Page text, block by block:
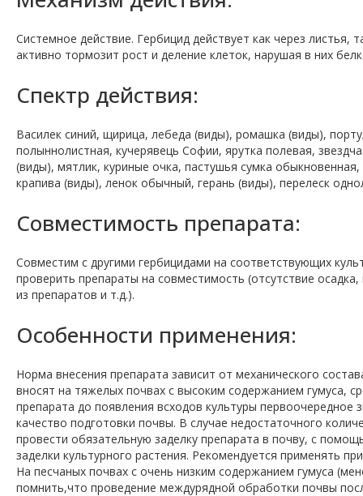
Системное действие. Гербицид действует как через
активно тормозит рост и деление клеток, нарушая в них
Спектр действия:
Василек синий, щирица, лебеда (виды), ромашка (виды),
полыннолистная, кучерявець Софии, ярутка полевая,
(виды), мятлик, куриные очка, пастушья сумка
крапива (виды), ленок обычный, герань (виды), перелеск
Совместимость препарата:
Совместим с другими гербицидами на соответствующих
проверить препараты на совместимость (отсутствие
из препаратов и т.д.).
Особенности применения:
Норма внесения препарата зависит от механического
вносят на тяжелых почвах с высоким содержанием гумуса,
препарата до появления всходов культуры
качество подготовки почвы. В случае недостаточного
провести обязательную заделку препарата в почву, с
заделки культурного растения. Рекомендуется применять
На песчаных почвах с очень низким содержанием гумуса
помнить,что проведение междурядной обработки почвы